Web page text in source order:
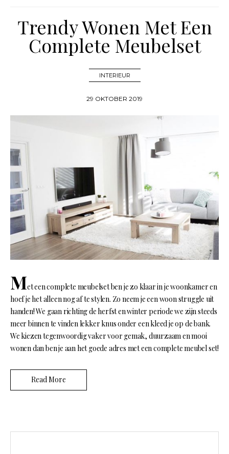
Trendy Wonen Met Een
Complete Meubelset
INTERIEUR
29 OKTOBER 2019
Met een complete meubelset ben je zo klaar in je woonkamer en
hoef je het alleen nog af te stylen. Zo neem je een woon struggle uit
handen! We gaan richting de herfst en winter periode we zijn steeds
meer binnen te vinden lekker knus onder een kleed je op de bank.
We kiezen tegenwoordig vaker voor gemak, duurzaam en mooi
wonen dan ben je aan het goede adres met een complete meubel set!
Read More